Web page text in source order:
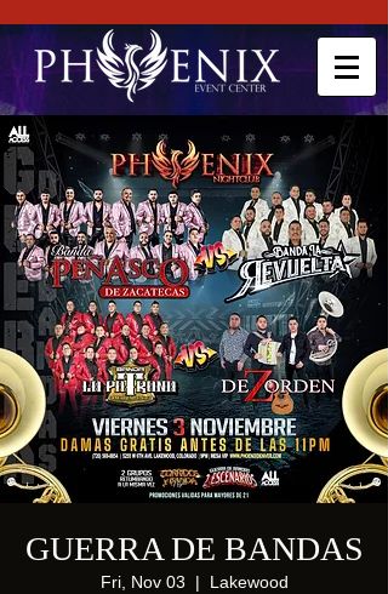
GUERRA DE BANDAS
Fri, Nov 03
  |
Lakewood